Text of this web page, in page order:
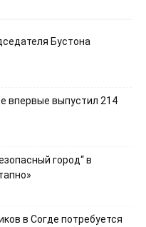
Бустона
впервые выпустил 214
город“ в
в Согде потребуется